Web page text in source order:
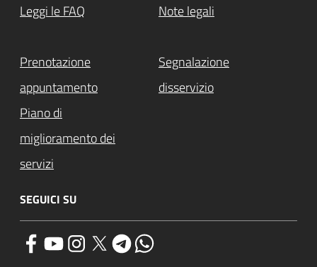
Leggi le FAQ Note legali
Prenotazione
appuntamento
Segnalazione
disservizio
Piano di
miglioramento dei
servizi
SEGUICI SU